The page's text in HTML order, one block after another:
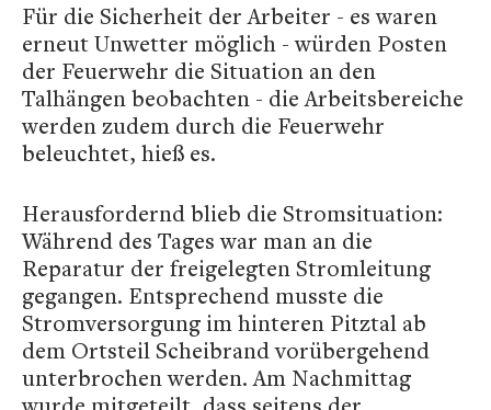
Für die Sicherheit der Arbeiter - es waren
erneut Unwetter möglich - würden Posten
der Feuerwehr die Situation an den
Talhängen beobachten - die Arbeitsbereiche
werden zudem durch die Feuerwehr
beleuchtet, hieß es.
Herausfordernd blieb die Stromsituation:
Während des Tages war man an die
Reparatur der freigelegten Stromleitung
gegangen. Entsprechend musste die
Stromversorgung im hinteren Pitztal ab
dem Ortsteil Scheibrand vorübergehend
unterbrochen werden. Am Nachmittag